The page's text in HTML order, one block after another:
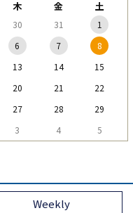
木 金 土
30 31
1
6 7
8
13 14
15
20 21
22
27 28
29
3 4 5
Weekly